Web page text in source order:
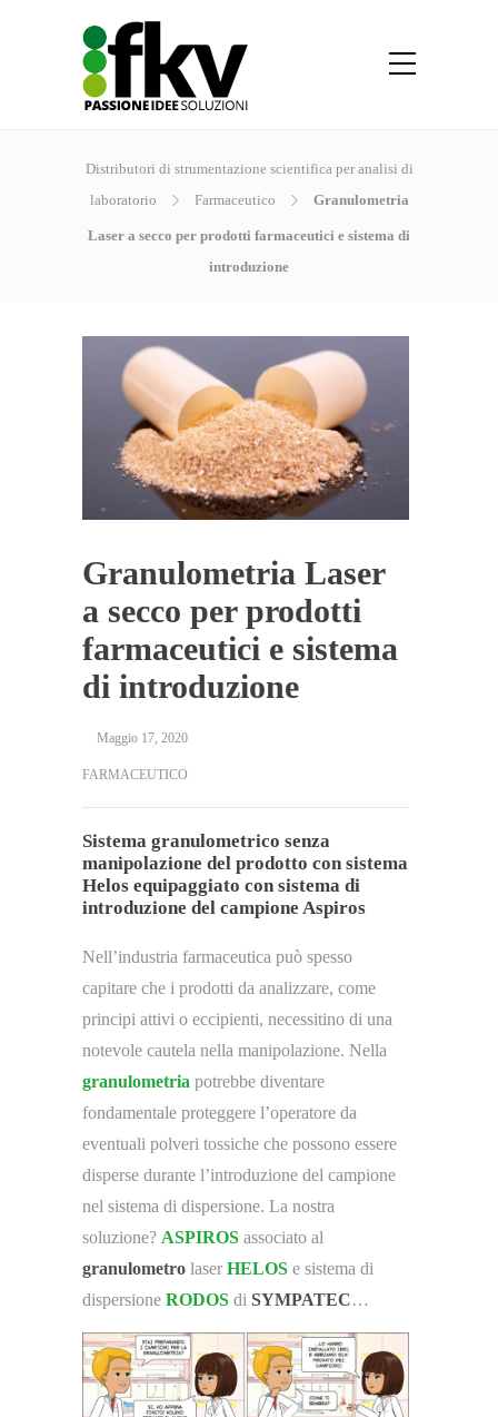
Distributori di strumentazione scientifica per analisi di
laboratorio
Farmaceutico Granulometria
Laser a secco per prodotti farmaceutici e sistema di
introduzione
Granulometria Laser
a secco per prodotti
farmaceutici e sistema
di introduzione
Maggio 17, 2020
FARMACEUTICO
Sistema granulometrico senza
manipolazione del prodotto con sistema
Helos equipaggiato con sistema di
introduzione del campione Aspiros
Nell’industria farmaceutica può spesso
capitare che i prodotti da analizzare, come
principi attivi o eccipienti, necessitino di una
notevole cautela nella manipolazione. Nella
granulometria potrebbe diventare
fondamentale proteggere l’operatore da
eventuali polveri tossiche che possono essere
disperse durante l’introduzione del campione
nel sistema di dispersione. La nostra
soluzione? ASPIROS associato al
granulometro laser HELOS e sistema di
dispersione RODOS di SYMPATEC…